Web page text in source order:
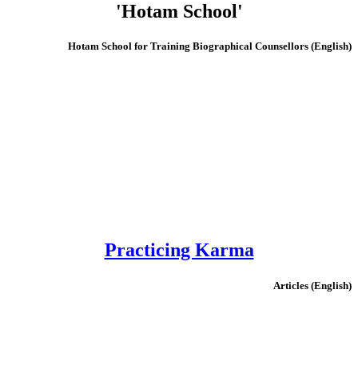
'Hotam School'
(English) Hotam School for Training Biographical Counsellors
Practicing Karma
(English) Articles